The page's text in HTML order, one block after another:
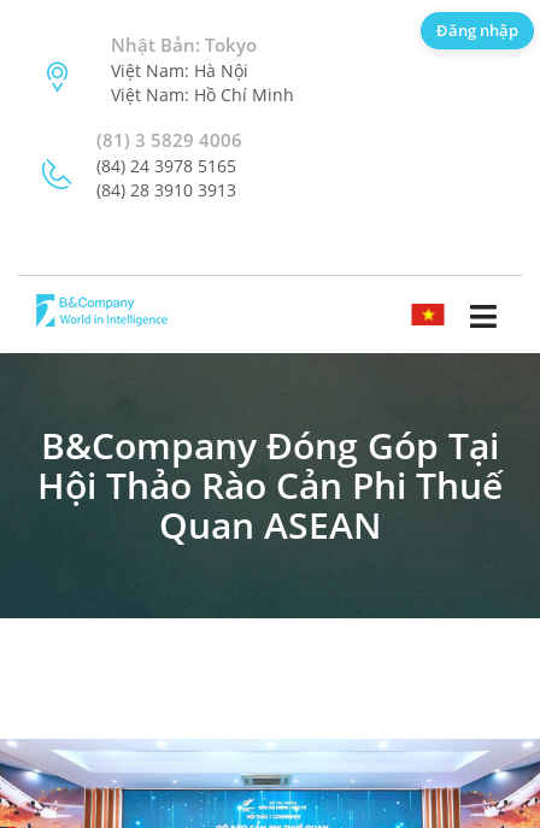
Nhật Bản: Tokyo
Việt Nam: Hà Nội
Việt Nam: Hồ Chí Minh
(81) 3 5829 4006
(84) 24 3978 5165
(84) 28 3910 3913
TIẾNG VIỆT
B&Company Đóng Góp Tại
Hội Thảo Rào Cản Phi Thuế
Quan ASEAN
Đăng nhập